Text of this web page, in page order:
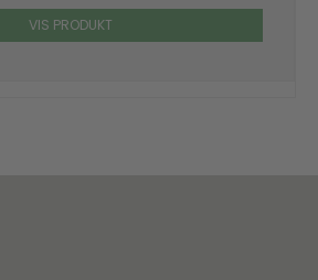
VIS PRODUKT